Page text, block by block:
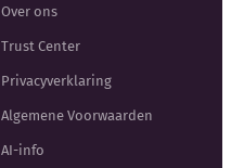
Over ons
Trust Center
Privacyverklaring
Algemene Voorwaarden
AI-info